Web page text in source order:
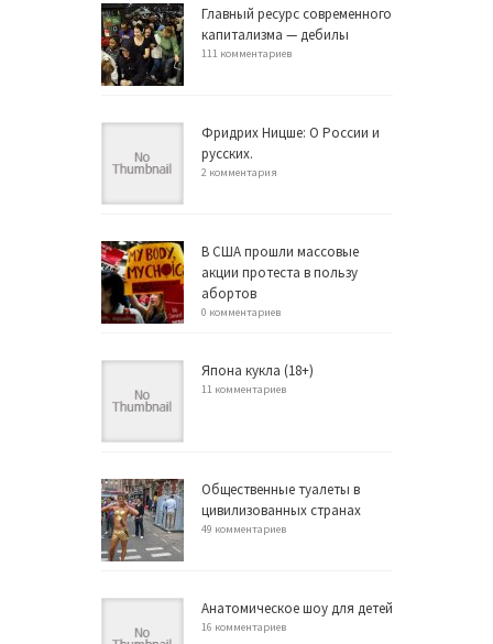
Главный ресурс современного
капитализма — дебилы
111 комментариев
Фридрих Ницше: О России и
русских.
2 комментария
В США прошли массовые
акции протеста в пользу
абортов
0 комментариев
Япона кукла (18+)
11 комментариев
Общественные туалеты в
цивилизованных странах
49 комментариев
Анатомическое шоу для детей
16 комментариев